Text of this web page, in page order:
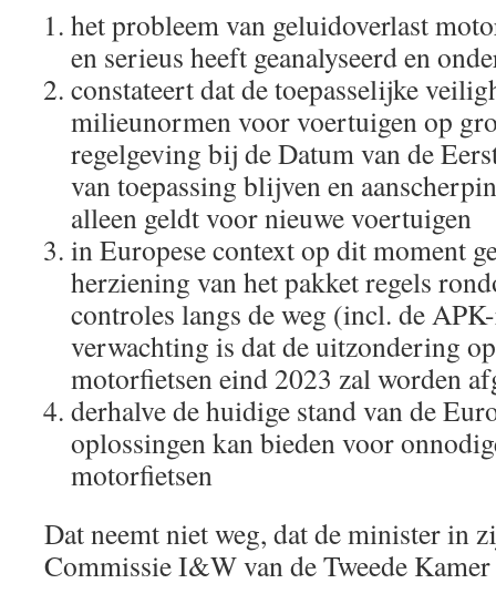
het probleem van geluidoverlast
en serieus heeft geanalyseerd en
constateert dat de toepasselijke
milieunormen voor voertuigen op
regelgeving bij de Datum van de
van toepassing blijven en
alleen geldt voor nieuwe voertuigen
in Europese context op dit moment
herziening van het pakket regels
controles langs de weg (incl. de
verwachting is dat de uitzondering
motorfietsen eind 2023 zal worden
derhalve de huidige stand van de
oplossingen kan bieden voor
motorfietsen
Dat neemt niet weg, dat de minister in
Commissie I&W van de Tweede